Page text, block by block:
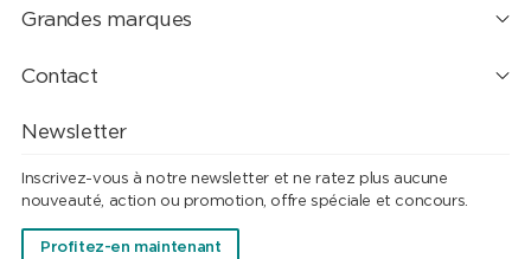
Grandes marques
Contact
Newsletter
Inscrivez-vous à notre newsletter et ne ratez plus aucune
nouveauté, action ou promotion, offre spéciale et concours.
Profitez-en maintenant